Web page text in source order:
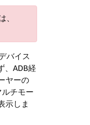
バイス
、ADB経
ヤーの
チモー
示しま